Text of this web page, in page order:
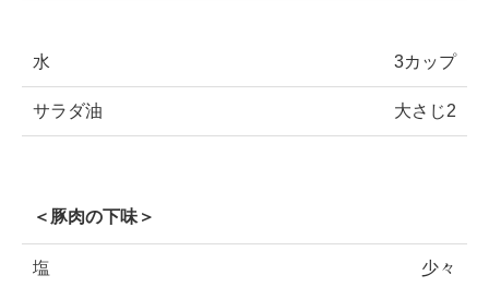
水 3カップ
サラダ油 大さじ2
＜豚肉の下味＞
塩 少々